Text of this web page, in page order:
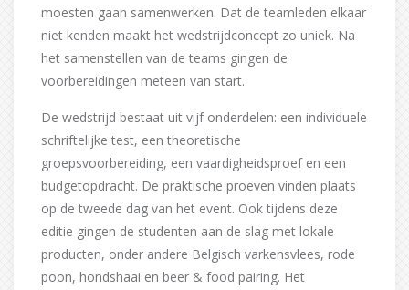
moesten gaan samenwerken. Dat de teamleden elkaar
niet kenden maakt het wedstrijdconcept zo uniek. Na
het samenstellen van de teams gingen de
voorbereidingen meteen van start.
De wedstrijd bestaat uit vijf onderdelen: een individuele
schriftelijke test, een theoretische
groepsvoorbereiding, een vaardigheidsproef en een
budgetopdracht. De praktische proeven vinden plaats
op de tweede dag van het event. Ook tijdens deze
editie gingen de studenten aan de slag met lokale
producten, onder andere Belgisch varkensvlees, rode
poon, hondshaai en beer & food pairing. Het